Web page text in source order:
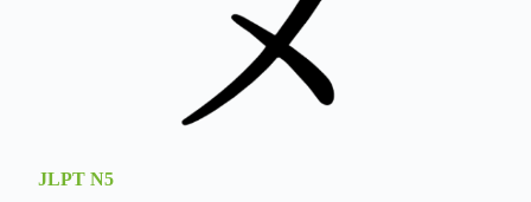
JLPT N5